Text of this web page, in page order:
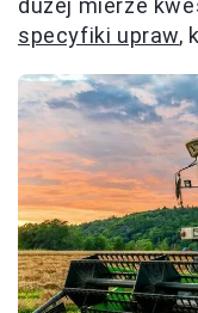
dużej mierze
specyfiki upraw,